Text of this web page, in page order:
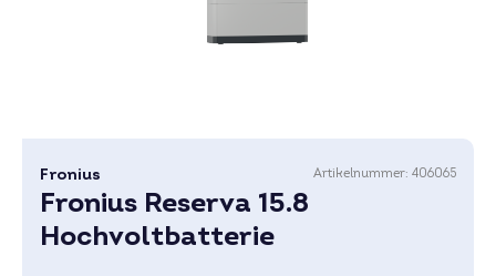
Fronius Artikelnummer: 406065
Fronius Reserva 15.8
Hochvoltbatterie